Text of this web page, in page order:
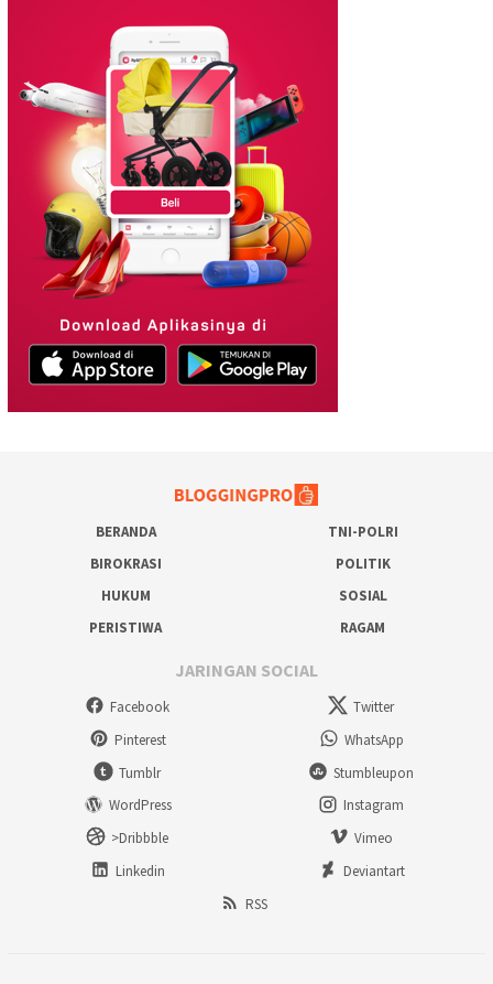
BERANDA
TNI-POLRI
BIROKRASI
POLITIK
HUKUM
SOSIAL
PERISTIWA
RAGAM
JARINGAN SOCIAL
Facebook
Twitter
Pinterest
WhatsApp
Tumblr
Stumbleupon
WordPress
Instagram
>Dribbble
Vimeo
Linkedin
Deviantart
RSS